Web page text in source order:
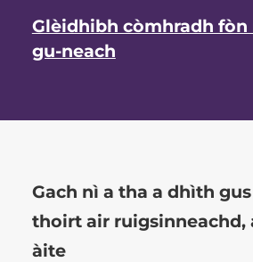
Glèidhibh còmhradh fòn
gu-neach
Gach nì a tha a dhìth
thoirt air ruigsinneachd,
àite